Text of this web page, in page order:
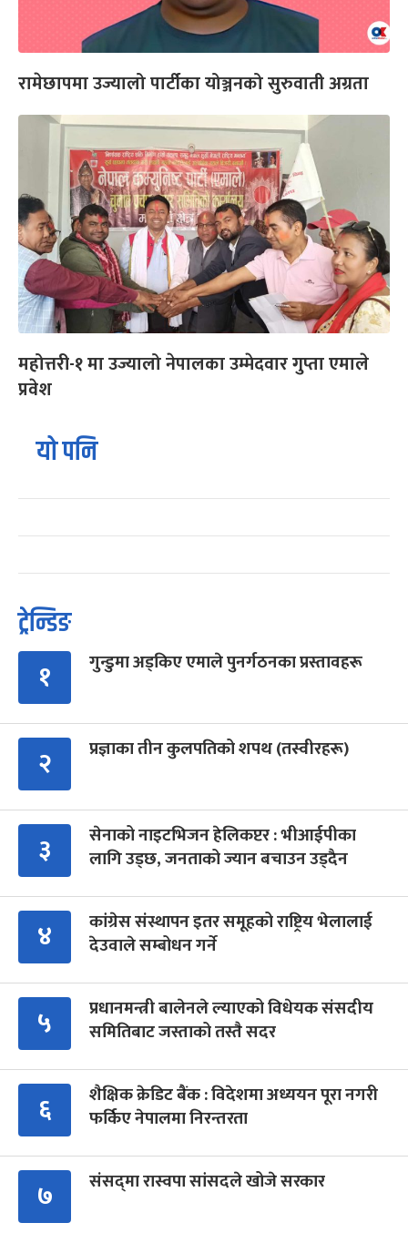
रामेछापमा उज्यालो पार्टीका योञ्जनको सुरुवाती अग्रता
महोत्तरी-१ मा उज्यालो नेपालका उम्मेदवार गुप्ता एमाले
प्रवेश
यो पनि
ट्रेन्डिङ
१ गुन्डुमा अड्किए एमाले पुनर्गठनका प्रस्तावहरू
२ प्रज्ञाका तीन कुलपतिको शपथ (तस्वीरहरू)
३
सेनाको नाइटभिजन हेलिकप्टर : भीआईपीका
लागि उड्छ, जनताको ज्यान बचाउन उड्दैन
४
कांग्रेस संस्थापन इतर समूहको राष्ट्रिय भेलालाई
देउवाले सम्बोधन गर्ने
५
प्रधानमन्त्री बालेनले ल्याएको विधेयक संसदीय
समितिबाट जस्ताको तस्तै सदर
६
शैक्षिक क्रेडिट बैंक : विदेशमा अध्ययन पूरा नगरी
फर्किए नेपालमा निरन्तरता
७ संसद्‍मा रास्वपा सांसदले खोजे सरकार